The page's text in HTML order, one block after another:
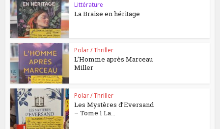
Littérature
La Braise en héritage
Polar / Thriller
L’Homme après Marceau
Miller
Polar / Thriller
Les Mystères d’Eversand
– Tome 1 La...